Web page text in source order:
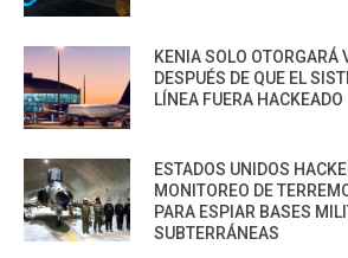
KENIA SOLO OTORGARÁ
DESPUÉS DE QUE EL
LÍNEA FUERA HACKEADO
ESTADOS UNIDOS
MONITOREO DE
PARA ESPIAR BASES
SUBTERRÁNEAS